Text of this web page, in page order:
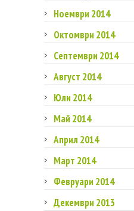
Ноември 2014
Октомври 2014
Септември 2014
Август 2014
Юли 2014
Май 2014
Април 2014
Март 2014
Февруари 2014
Декември 2013